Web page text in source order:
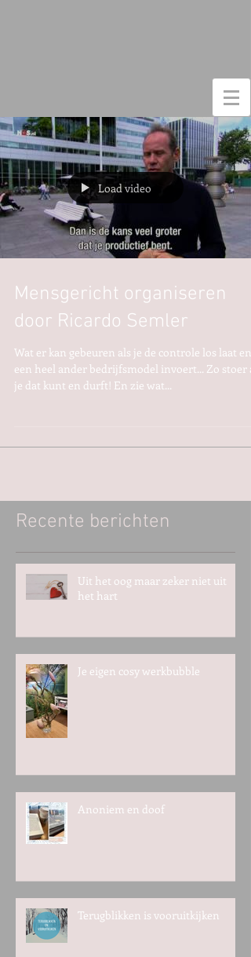
Load video
Mensgericht organiseren
door Ricardo Semler
Wat er kan gebeuren als je de controle los laat en
een heel ander bedrijfsmodel invoert... Zo stoer
je dat kunt en durft! En zie wat...
Recente berichten
Uit het oog maar zeker niet uit
het hart
Je eigen cosy werkbubble
Anoniem en doof
Terugblikken is vooruitkijken